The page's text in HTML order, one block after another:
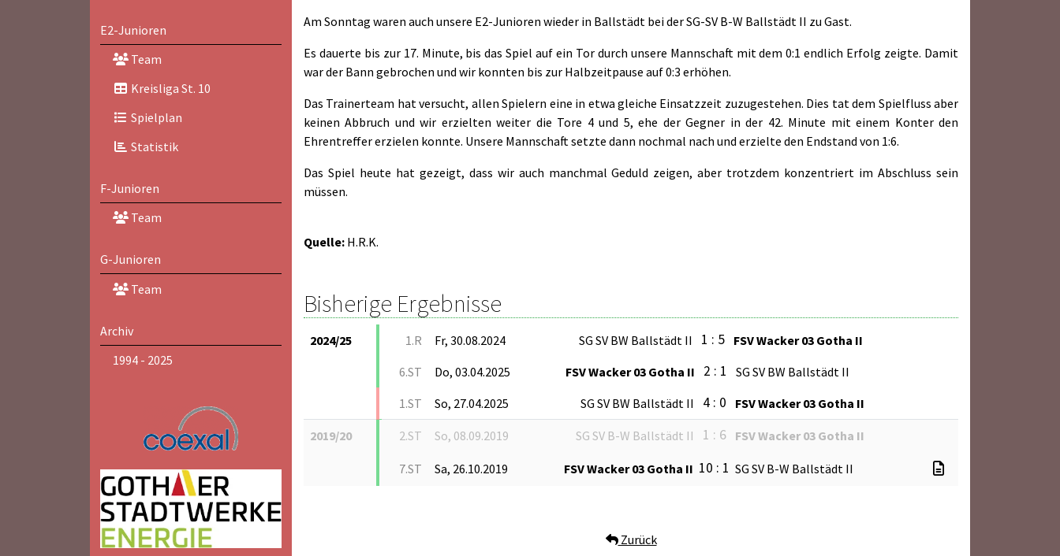
E2-Junioren
Team
Kreisliga St. 10
Spielplan
Statistik
F-Junioren
Team
G-Junioren
Team
Archiv
1994 - 2025
Am Sonntag waren auch unsere E2-Junioren wieder in Ballstädt bei der SG-SV B-W Ballstädt II zu Gast.
Es dauerte bis zur 17. Minute, bis das Spiel auf ein Tor durch unsere Mannschaft mit dem 0:1 endlich Erfolg zeigte. Damit
war der Bann gebrochen und wir konnten bis zur Halbzeitpause auf 0:3 erhöhen.
Das Trainerteam hat versucht, allen Spielern eine in etwa gleiche Einsatzzeit zuzugestehen. Dies tat dem Spielfluss aber
keinen Abbruch und wir erzielten weiter die Tore 4 und 5, ehe der Gegner in der 42. Minute mit einem Konter den
Ehrentreffer erzielen konnte. Unsere Mannschaft setzte dann nochmal nach und erzielte den Endstand von 1:6.
Das Spiel heute hat gezeigt, dass wir auch manchmal Geduld zeigen, aber trotzdem konzentriert im Abschluss sein
müssen.
Quelle: H.R.K.
Bisherige Ergebnisse
2024/25 1.R Fr, 30.08.2024 SG SV BW Ballstädt II 1 : 5 FSV Wacker 03 Gotha II
6.ST
Do, 03.04.2025 FSV Wacker 03 Gotha II 2 : 1
SG SV BW Ballstädt II
1.ST
So, 27.04.2025 SG SV BW Ballstädt II 4 : 0 FSV Wacker 03 Gotha II
2019/20 2.ST So, 08.09.2019 SG SV B-W Ballstädt II 1 : 6 FSV Wacker 03 Gotha II
7.ST Sa, 26.10.2019 FSV Wacker 03 Gotha II 10 : 1 SG SV B-W Ballstädt II
Zurück